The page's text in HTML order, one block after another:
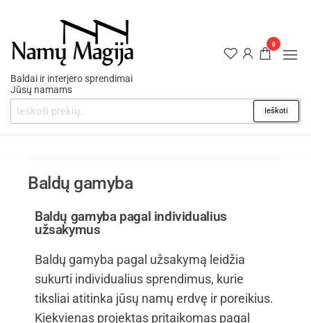
Baldai ir interjero sprendimai
Jūsų namams
Ieškoti
0
Baldų gamyba
Baldų gamyba pagal individualius
užsakymus
Baldų gamyba pagal užsakymą leidžia
sukurti individualius sprendimus, kurie
tiksliai atitinka jūsų namų erdvę ir poreikius.
Kiekvienas projektas pritaikomas pagal